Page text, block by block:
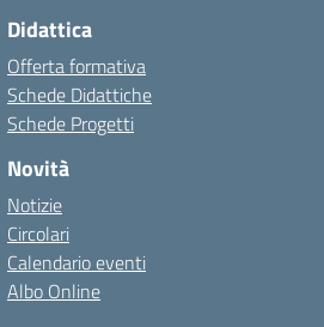
Didattica
Offerta formativa
Schede Didattiche
Schede Progetti
Novità
Notizie
Circolari
Calendario eventi
Albo Online